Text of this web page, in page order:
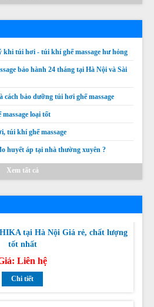
khi túi hơi - túi khí ghế massage hư hỏng
bảo hành 24 tháng tại Hà Nội và Sài
bảo dưỡng túi hơi ghế massage
massage loại tốt
túi khí ghế massage
huyết áp tại nhà thường xuyên ?
Xem tất cả
khí ghế massage OSAKA
Chi tiết
tại Hà Nội Giá rẻ, chất lượng
Chi tiết